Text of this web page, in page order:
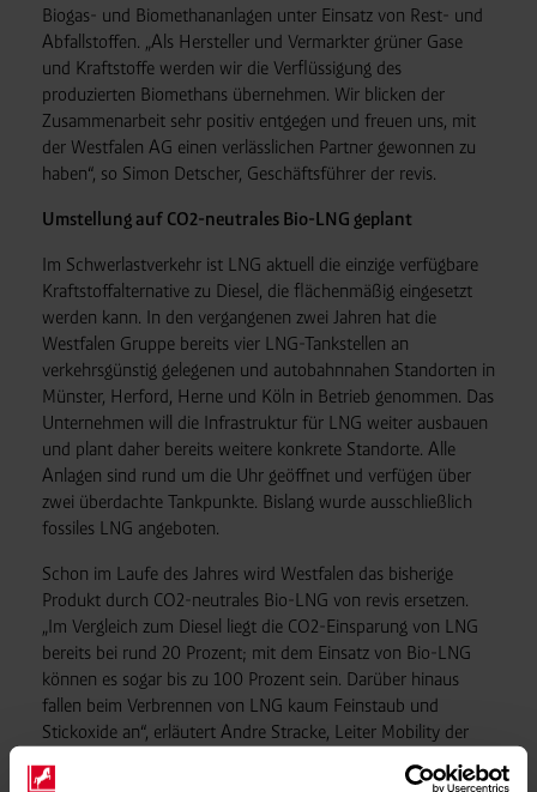
Biogas- und Biomethananlagen unter Einsatz von Rest- und
Abfallstoffen. „Als Hersteller und Vermarkter grüner Gase
und Kraftstoffe werden wir die Verflüssigung des
produzierten Biomethans übernehmen. Wir blicken der
Zusammenarbeit sehr positiv entgegen und freuen uns, mit
der Westfalen AG einen verlässlichen Partner gewonnen zu
haben“, so Simon Detscher, Geschäftsführer der revis.
Umstellung auf CO2-neutrales Bio-LNG geplant
Im Schwerlastverkehr ist LNG aktuell die einzige verfügbare
Kraftstoffalternative zu Diesel, die flächenmäßig eingesetzt
werden kann. In den vergangenen zwei Jahren hat die
Westfalen Gruppe bereits vier LNG-Tankstellen an
verkehrsgünstig gelegenen und autobahnnahen Standorten in
Münster, Herford, Herne und Köln in Betrieb genommen. Das
Unternehmen will die Infrastruktur für LNG weiter ausbauen
und plant daher bereits weitere konkrete Standorte. Alle
Anlagen sind rund um die Uhr geöffnet und verfügen über
zwei überdachte Tankpunkte. Bislang wurde ausschließlich
fossiles LNG angeboten.
Schon im Laufe des Jahres wird Westfalen das bisherige
Produkt durch CO2-neutrales Bio-LNG von revis ersetzen.
„Im Vergleich zum Diesel liegt die CO2-Einsparung von LNG
bereits bei rund 20 Prozent; mit dem Einsatz von Bio-LNG
können es sogar bis zu 100 Prozent sein. Darüber hinaus
fallen beim Verbrennen von LNG kaum Feinstaub und
Stickoxide an“, erläutert Andre Stracke, Leiter Mobility der
flächendeckenden Verfügbarkeit von Bio-LNG an unseren